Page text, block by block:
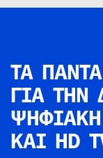
ΤΑ ΠΑΝΤΑ
ΓΙΑ ΤΗΝ
ΨΗΦΙΑΚΗ
ΚΑΙ HD